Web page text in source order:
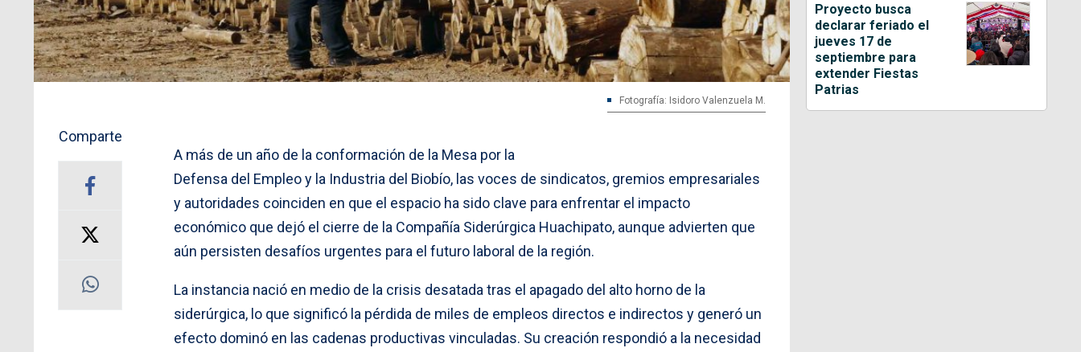
Fotografía: Isidoro Valenzuela M.
Comparte
A más de un año de la conformación de la Mesa por la
Defensa del Empleo y la Industria del Biobío, las voces de sindicatos, gremios empresariales
y autoridades coinciden en que el espacio ha sido clave para enfrentar el impacto
económico que dejó el cierre de la Compañía Siderúrgica Huachipato, aunque advierten que
aún persisten desafíos urgentes para el futuro laboral de la región.
La instancia nació en medio de la crisis desatada tras el apagado del alto horno de la
siderúrgica, lo que significó la pérdida de miles de empleos directos e indirectos y generó un
efecto dominó en las cadenas productivas vinculadas. Su creación respondió a la necesidad
Proyecto busca
declarar feriado el
jueves 17 de
septiembre para
extender Fiestas
Patrias